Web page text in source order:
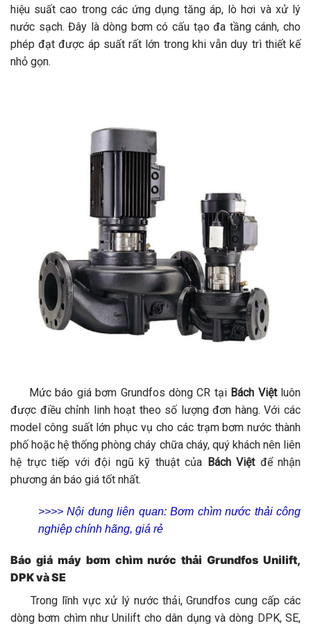
hiệu suất cao trong các ứng dụng tăng áp, lò hơi và xử lý
nước sạch. Đây là dòng bơm có cấu tạo đa tầng cánh, cho
phép đạt được áp suất rất lớn trong khi vẫn duy trì thiết kế
nhỏ gọn.
Mức báo giá bơm Grundfos dòng CR tại Bách Việtluôn
được điều chỉnh linh hoạt theo số lượng đơn hàng. Với các
model công suất lớn phục vụ cho các trạm bơm nước thành
phố hoặc hệ thống phòng cháy chữa cháy, quý khách nên liên
hệ trực tiếp với đội ngũ kỹ thuật của Bách Việtđể nhận
phương án báo giá tốt nhất.
>>>> Nội dung liên quan: Bơm chìm nước thải công
nghiệp chính hãng, giá rẻ
Báo giá máy bơm chìm nước thải Grundfos Unilift,
DPK và SE
Trong lĩnh vực xử lý nước thải, Grundfos cung cấp các
dòng bơm chìm như Unilift cho dân dụng và dòng DPK, SE,